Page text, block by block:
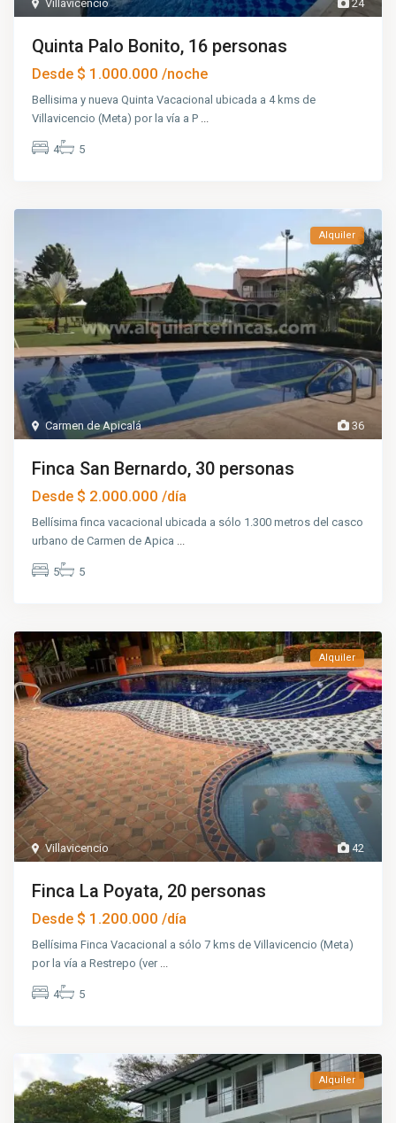
24
Villavicencio
Quinta Palo Bonito, 16 personas
Desde $ 1.000.000/noche
Bellisima y nueva Quinta Vacacional ubicada a 4 kms de
Villavicencio (Meta) por la vía a P ...
4 5
36
Carmen de Apicalá
Alquiler
Finca San Bernardo, 30 personas
Desde $ 2.000.000/día
Bellísima finca vacacional ubicada a sólo 1.300 metros del casco
urbano de Carmen de Apica
5 5
42
Villavicencio
Alquiler
Finca La Poyata, 20 personas
Desde $ 1.200.000/día
Bellísima Finca Vacacional a sólo 7 kms de Villavicencio (Meta)
por la vía a Restrepo (ver
4 5
Alquiler